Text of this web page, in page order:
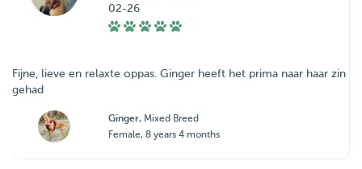
02-26
Fijne, lieve en relaxte oppas. Ginger heeft het prima naar haar zin
gehad
Ginger, Mixed Breed
Female, 8 years 4 months